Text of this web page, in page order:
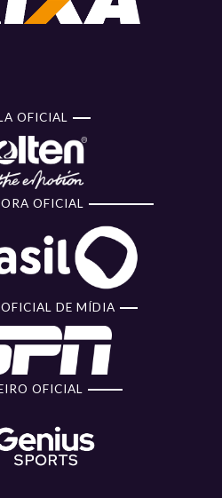
OFICIAL
OFICIAL
DE MÍDIA
OFICIAL